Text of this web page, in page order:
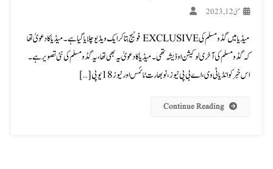
مئی 12, 2023
میڈیا میں گڈو مسلم کی EXCLUSIVE فوٹیج بتاکر ایک ویڈیو چلایا گیا ہے۔ میڈیا کا دعویٰ تھا
کہ گڈو مسلم کی آخری لوکیشن اوڈیشہ تھی۔ میڈیا کا دعویٰ یہ بھی تھا، یہ گڈو مسلم کی نئی تصویر ہے۔
اس خبر کو انڈیا ٹی وی، اے بی پی نیوز، نو بھارت ٹائمس اور نیوز18 یو پی […]
Continue Reading